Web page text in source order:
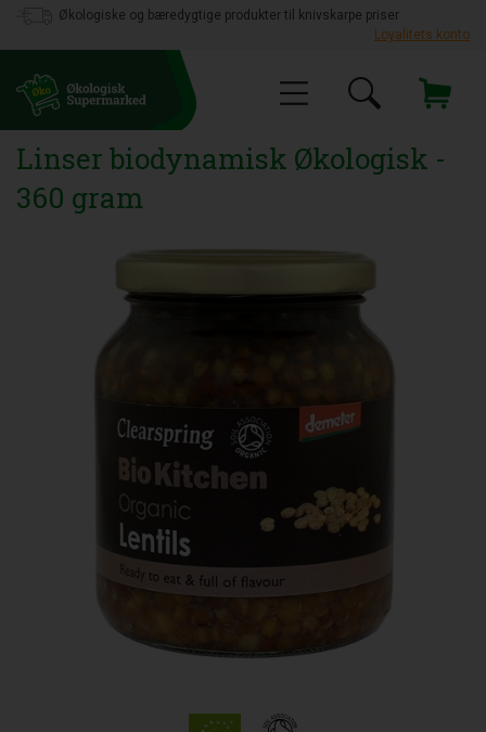
Økologiske og bæredygtige produkter til knivskarpe priser
Loyalitets konto
Linser biodynamisk Økologisk -
360 gram